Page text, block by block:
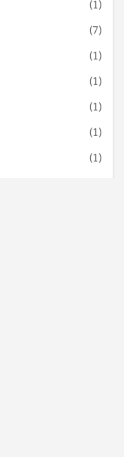
(1)
(7)
(1)
(1)
(1)
(1)
(1)